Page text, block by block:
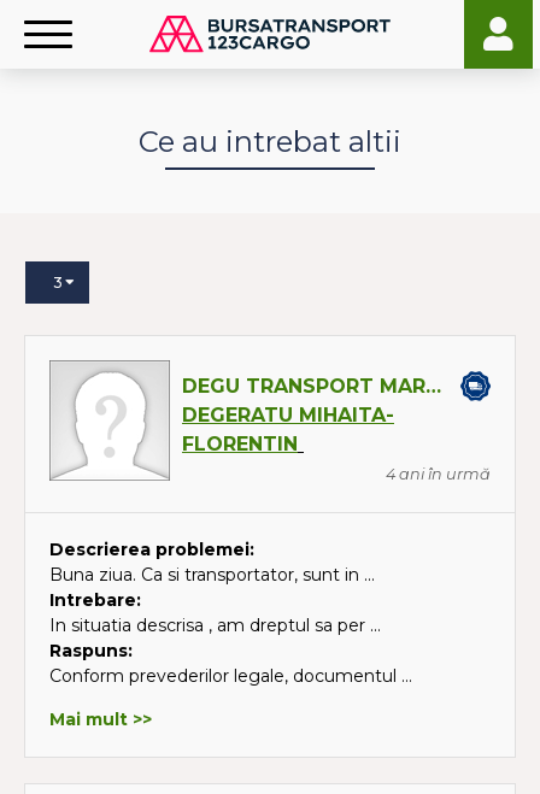
Ce au intrebat altii
3
DEGU TRANSPORT MARFA SRL
DEGERATU MIHAITA-
FLORENTIN
4 ani în urmă
Descrierea problemei:
Buna ziua. Ca si transportator, sunt in ...
Intrebare:
In situatia descrisa , am dreptul sa per ...
Raspuns:
Conform prevederilor legale, documentul ...
Mai mult >>